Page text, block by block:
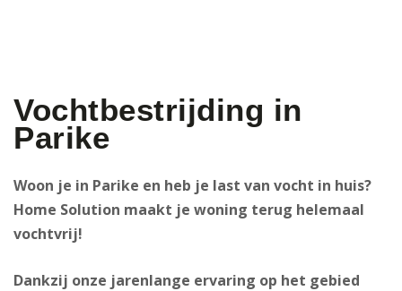
Vochtbestrijding in
Parike
Woon je in Parike en heb je last van vocht in huis?
Home Solution maakt je woning terug helemaal
vochtvrij!
Dankzij onze jarenlange ervaring op het gebied